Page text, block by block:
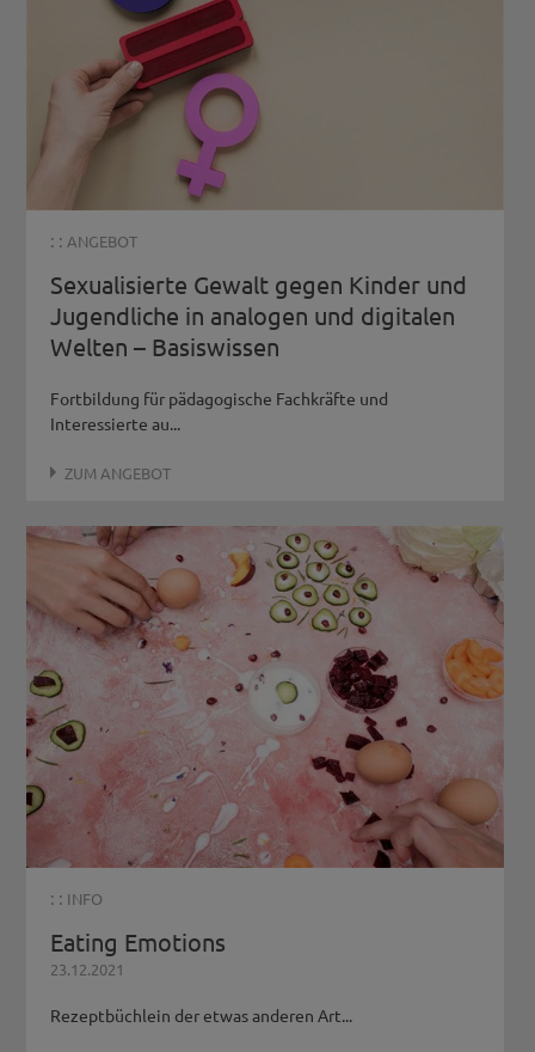
: : ANGEBOT
Sexualisierte Gewalt gegen Kinder und
Jugendliche in analogen und digitalen
Welten – Basiswissen
Fortbildung für pädagogische Fachkräfte und
Interessierte au...
ZUM ANGEBOT
: : INFO
Eating Emotions
23.12.2021
Rezeptbüchlein der etwas anderen Art...